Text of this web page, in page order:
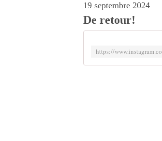
19 septembre 2024
De retour!